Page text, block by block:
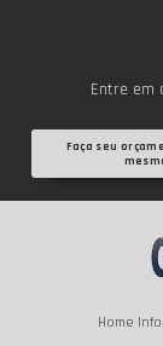
Entre em
Faça seu
Home